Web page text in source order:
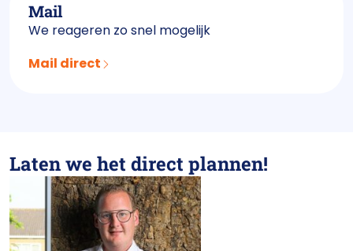
Mail
We reageren zo snel mogelijk
Mail direct
Laten we het direct plannen!